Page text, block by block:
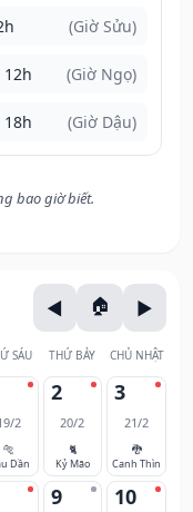
(Giờ Sửu)
12h (Giờ Ngọ)
18h (Giờ Dậu)
bao giờ biết.
SÁU THỨ BẢY CHỦ NHẬT
2
🐅
Dần
2
20/2
🐈
Kỷ Mão
3
21/2
🐉
Canh Thìn
9 10